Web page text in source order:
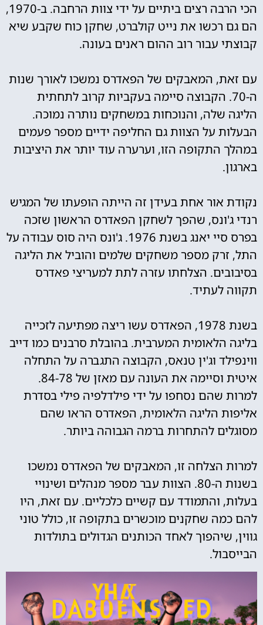
הכי הרבה רצים ביתיים על ידי צוות הרחבה. ב-1970,
הם גם רכשו את נייט קולברט, שחקן כוח שקבע שיא
קבוצתי עבור רוב ההום ראנים בעונה.
עם זאת, המאבקים של הפאדרס נמשכו לאורך שנות
ה-70. הקבוצה סיימה בעקביות קרוב לתחתית
הליגה שלה, והנוכחות במשחקים נותרה נמוכה.
הבעלות על הצוות גם החליפה ידיים מספר פעמים
במהלך התקופה הזו, וערערה עוד יותר את היציבות
בארגון.
נקודת אור אחת בעידן זה הייתה הופעתו של המגיש
רנדי ג'ונס, שהפך לשחקן הפאדרס הראשון שזכה
בפרס סיי יאנג בשנת 1976. ג'ונס היה סוס עבודה על
התל, זרק מספר משחקים שלמים והוביל את הליגה
בסיבובים. הצלחתו עזרה לתת למעריצי פאדרס
תקווה לעתיד.
בשנת 1978, הפאדרס עשו ריצה מפתיעה לזכייה
בליגה הלאומית המערבית. בהובלת סרבנים כמו דייב
ווינפילד וג'ין טנאס, הקבוצה התגברה על התחלה
איטית וסיימה את העונה עם מאזן של 84-78.
למרות שהם נסחפו על ידי פילדלפיה פילי בסדרת
אליפות הליגה הלאומית, הפאדרס הראו שהם
מסוגלים להתחרות ברמה הגבוהה ביותר.
למרות הצלחה זו, המאבקים של הפאדרס נמשכו
בשנות ה-80. הצוות עבר מספר מנהלים ושינויי
בעלות, והתמודד עם קשיים כלכליים. עם זאת, היו
להם כמה שחקנים מוכשרים בתקופה זו, כולל טוני
גווין, שיהפוך לאחד הכותנים הגדולים בתולדות
הבייסבול.